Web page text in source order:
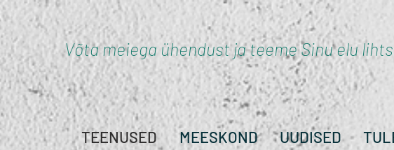
Võta meiega ühendust ja teeme Sinu elu
TEENUSED MEESKOND UUDISED